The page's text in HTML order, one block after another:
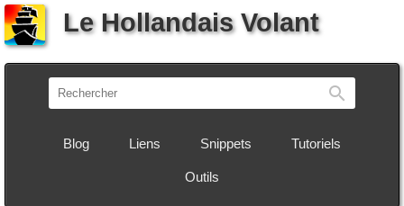
Le Hollandais Volant
Blog Liens Snippets Tutoriels
Outils